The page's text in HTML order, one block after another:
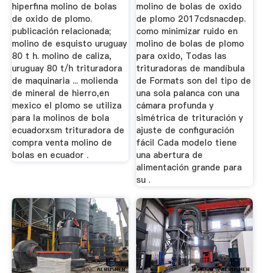
hiperfina molino de bolas
de oxido de plomo.
publicación relacionada;
molino de esquisto uruguay
80 t h. molino de caliza,
uruguay 80 t/h trituradora
de maquinaria ... molienda
de mineral de hierro,en
mexico el plomo se utiliza
para la molinos de bola
ecuadorxsm trituradora de
compra venta molino de
bolas en ecuador .
molino de bolas de oxido
de plomo 2017cdsnacdep.
como minimizar ruido en
molino de bolas de plomo
para oxido, Todas las
trituradoras de mandíbula
de Formats son del tipo de
una sola palanca con una
cámara profunda y
simétrica de trituración y
ajuste de configuración
fácil Cada modelo tiene
una abertura de
alimentación grande para
su .